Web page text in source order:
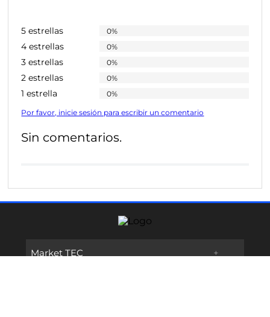
5 estrellas 0%
4 estrellas 0%
3 estrellas 0%
2 estrellas 0%
1 estrella 0%
Por favor, inicie sesión para escribir un comentario
Sin comentarios.
Market TEC +